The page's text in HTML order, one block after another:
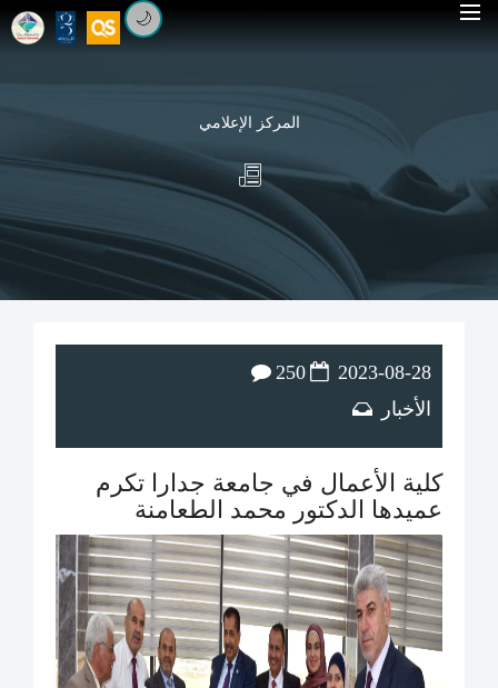
🌙
المركز الإعلامي
2023-08-28
الأخبار
250
كلية الأعمال في جامعة جدارا تكرم
عميدها الدكتور محمد الطعامنة